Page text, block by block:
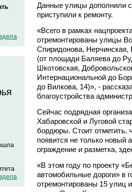
Данные улицы дополнили
приступили к ремонту.
«Всего в рамках
отремонтированы улицы
Спиридонова, Нерчинская,
(от площади Баляева до
Шкотовская,
Интернациональной до
до Вилкова, 14)», -
благоустройства
Сейчас подрядная
Хабаровской и Луговой
бордюры. Стоит отметить,
появится не только
ограждение и разметка,
«В этом году по проекту
автомобильные дороги» в
отремонтированы 15 улиц